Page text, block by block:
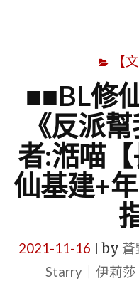
【
■■BL修
《反派
者:湉喵
仙基建+
2021-11-16 by 蒼
Starry｜伊莉